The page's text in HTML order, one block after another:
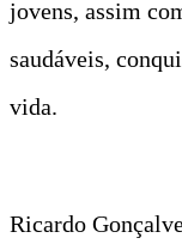
jovens, assim
saudáveis,
vida.
Ricardo